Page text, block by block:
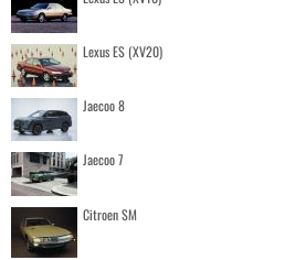
Lexus ES (XV20)
Jaecoo 8
Jaecoo 7
Citroen SM